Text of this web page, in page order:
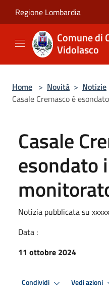
Regione Lombardia
Comune di
Vidolasco
Home > Novità > Notizie
Casale Cremasco è
Casale
esondato
Notizia pubblicata su
Data :
11 ottobre 2024
Condividi Vedi azioni